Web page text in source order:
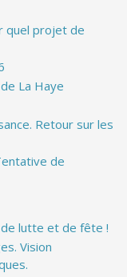
quel projet de
La Haye
Retour sur les
de
lutte et de fête !
Vision